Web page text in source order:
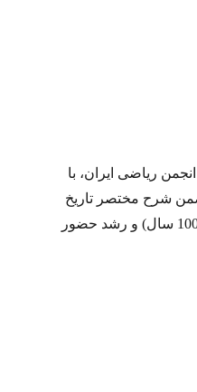
ریاضی ایران، با
شرح مختصر تاریخ
آموزش رسمی زنان در ایران به مرور یک کتاب درسی برای بانوان (با قدمت 100 سال) و رشد حضور